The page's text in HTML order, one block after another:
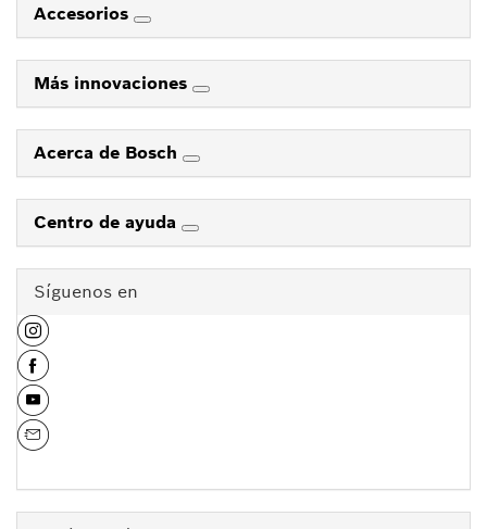
Accesorios
Más innovaciones
Acerca de Bosch
Centro de ayuda
Síguenos en